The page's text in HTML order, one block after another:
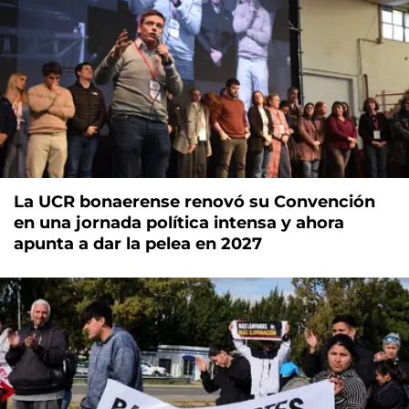
La UCR bonaerense renovó su Convención
en una jornada política intensa y ahora
apunta a dar la pelea en 2027